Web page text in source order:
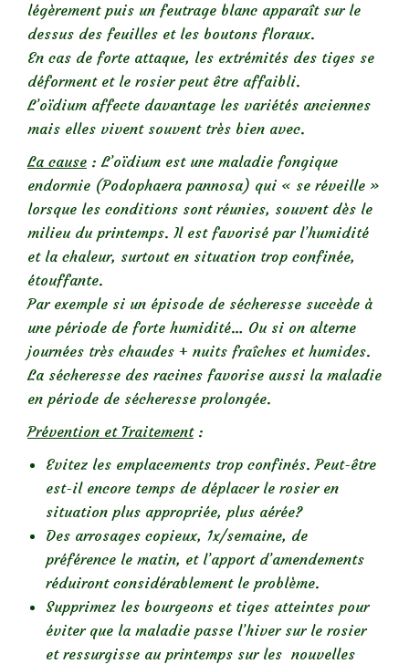
légèrement puis un feutrage blanc apparaît sur le
dessus des feuilles et les boutons floraux.
En cas de forte attaque, les extrémités des tiges se
déforment et le rosier peut être affaibli.
L’oïdium affecte davantage les variétés anciennes
mais elles vivent souvent très bien avec.
La cause : L’oïdium est une maladie fongique
endormie (Podophaera pannosa) qui « se réveille »
lorsque les conditions sont réunies, souvent dès le
milieu du printemps. Il est favorisé par l’humidité
et la chaleur, surtout en situation trop confinée,
étouffante.
Par exemple si un épisode de sécheresse succède à
une période de forte humidité… Ou si on alterne
journées très chaudes + nuits fraîches et humides.
La sécheresse des racines favorise aussi la maladie
en période de sécheresse prolongée.
Prévention et Traitement:
Evitez les emplacements trop confinés. Peut-être
est-il encore temps de déplacer le rosier en
situation plus appropriée, plus aérée?
Des arrosages copieux, 1x/semaine, de
préférence le matin, et l’apport d’amendements
réduiront considérablement le problème.
Supprimez les bourgeons et tiges atteintes pour
éviter que la maladie passe l’hiver sur le rosier
et ressurgisse au printemps sur les nouvelles